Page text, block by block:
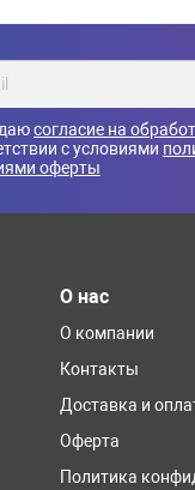
согласие на
с условиями
оферты
О нас
О компании
Контакты
Доставка и
Оферта
Политика